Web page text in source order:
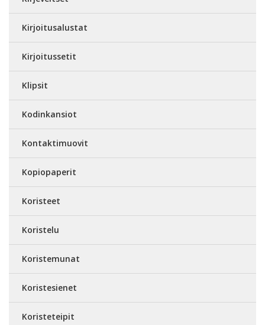
Kirjoitusalustat
Kirjoitussetit
Klipsit
Kodinkansiot
Kontaktimuovit
Kopiopaperit
Koristeet
Koristelu
Koristemunat
Koristesienet
Koristeteipit